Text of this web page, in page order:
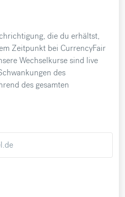
die du erhältst,
Zeitpunkt bei CurrencyFair
Wechselkurse sind live
des
des gesamten